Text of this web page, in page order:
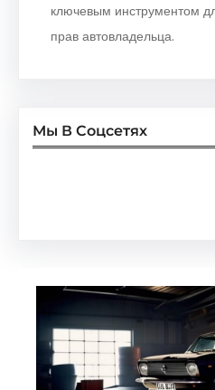
ключевым инструментом
прав автовладельца.
Мы В Соцсетях